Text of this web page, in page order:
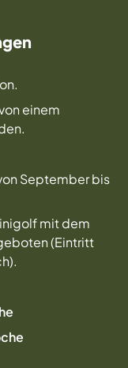
einem
September bis
mit dem
(Eintritt